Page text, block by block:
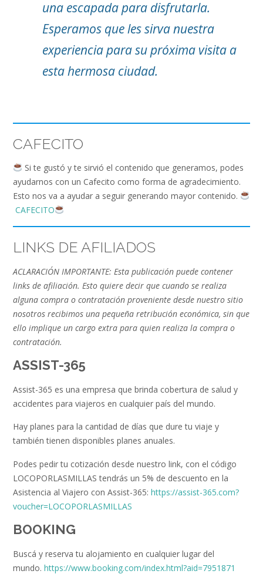
una escapada para disfrutarla.
Esperamos que les sirva nuestra
experiencia para su próxima visita a
esta hermosa ciudad.
CAFECITO
Si te gustó y te sirvió el contenido que generamos, podes
ayudarnos con un Cafecito como forma de agradecimiento.
Esto nos va a ayudar a seguir generando mayor contenido.
CAFECITO
LINKS DE AFILIADOS
ACLARACIÓN IMPORTANTE: Esta publicación puede contener
links de afiliación. Esto quiere decir que cuando se realiza
alguna compra o contratación proveniente desde nuestro sitio
nosotros recibimos una pequeña retribución económica, sin que
ello implique un cargo extra para quien realiza la compra o
contratación.
ASSIST-365
Assist-365 es una empresa que brinda cobertura de salud y
accidentes para viajeros en cualquier país del mundo.
Hay planes para la cantidad de días que dure tu viaje y
también tienen disponibles planes anuales.
Podes pedir tu cotización desde nuestro link, con el código
LOCOPORLASMILLAS tendrás un 5% de descuento en la
Asistencia al Viajero con Assist-365: https://assist-365.com?
voucher=LOCOPORLASMILLAS
BOOKING
Buscá y reserva tu alojamiento en cualquier lugar del
mundo. https://www.booking.com/index.html?aid=7951871